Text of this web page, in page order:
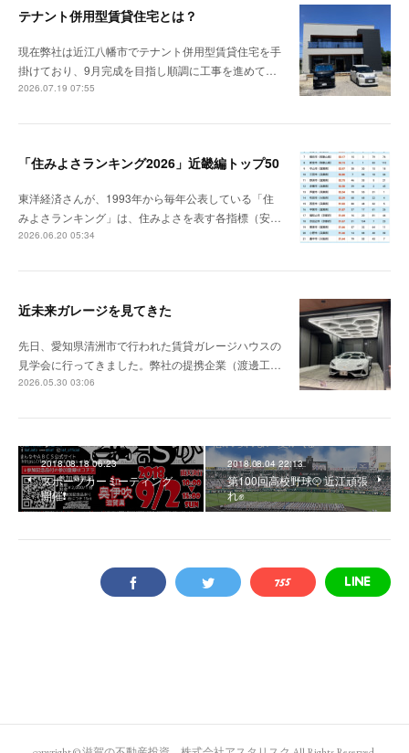
テナント併用型賃貸住宅とは？
現在弊社は近江八幡市でテナント併用型賃貸住宅を手
掛けており、9月完成を目指し順調に工事を進めて…
2026.07.19 07:55
「住みよさランキング2026」近畿編トップ50
東洋経済さんが、1993年から毎年公表している「住
みよさランキング」は、住みよさを表す各指標（安…
2026.06.20 05:34
近未来ガレージを見てきた
先日、愛知県清洲市で行われた賃貸ガレージハウスの
見学会に行ってきました。弊社の提携企業（渡邊工…
2026.05.30 03:06
2018.08.18 06:23
スポーツカーミーティング
開催❗
2018.08.04 22:13
第100回高校野球⚾ 近江頑張
れ✊